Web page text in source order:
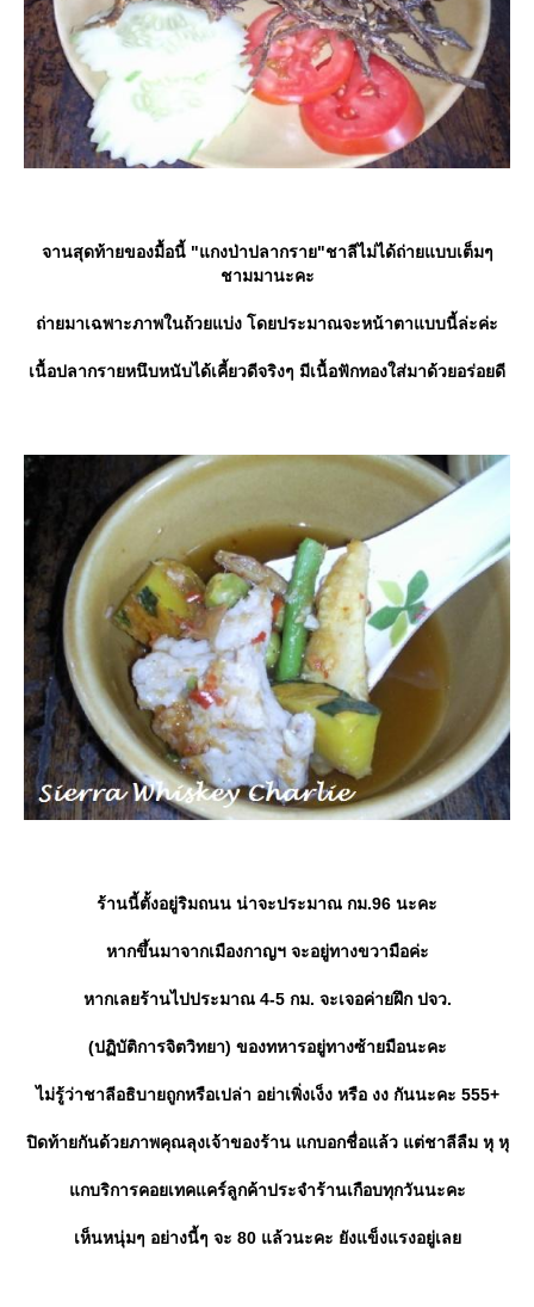
จานสุดท้ายของมื้อนี้ "แกงป่าปลากราย"ชาลีไม่ได้ถ่ายแบบเต็มๆ
ชามมานะคะ
ถ่ายมาเฉพาะภาพในถ้วยแบ่ง โดยประมาณจะหน้าตาแบบนี้ล่ะค่ะ
เนื้อปลากรายหนึบหนับได้เคี้ยวดีจริงๆ มีเนื้อฟักทองใส่มาด้วยอร่อยดี
ร้านนี้ตั้งอยู่ริมถนน น่าจะประมาณ กม.96 นะคะ
หากขึ้นมาจากเมืองกาญฯ จะอยู่ทางขวามือค่ะ
หากเลยร้านไปประมาณ 4-5 กม. จะเจอค่ายฝึก ปจว.
(ปฏิบัติการจิตวิทยา) ของทหารอยู่ทางซ้ายมือนะคะ
ไม่รู้ว่าชาลีอธิบายถูกหรือเปล่า อย่าเพิ่งเง็ง หรือ งง กันนะคะ 555+
ปิดท้ายกันด้วยภาพคุณลุงเจ้าของร้าน แกบอกชื่อแล้ว แต่ชาลีลืม หุ หุ
กบริการคอยเทคแคร์ลูกค้าประจำร้านเกือบทุกวันนะคะ
เห็นหนุ่มๆ อย่างนี้ๆ จะ 80 แล้วนะคะ ยังแข็งแรงอยู่เล